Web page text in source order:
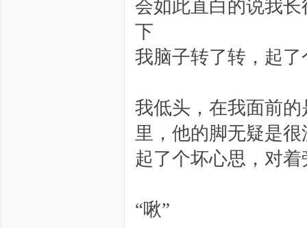
会如此直白的说我
下
我脑子转了转，起
我低头，在我面前
里，他的脚无疑是
起了个坏心思，对
“啾”